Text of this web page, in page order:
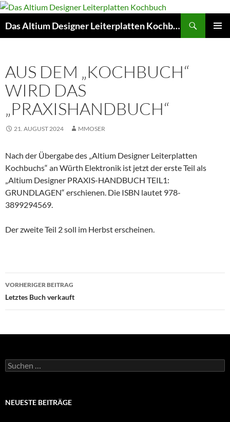
Zum
springen
Das Altium Designer Leiterplatten Kochbuch
AUS DEM „KOCHBUCH“
WIRD DAS
„PRAXISHANDBUCH“
21. AUGUST 2024 MMOSER
Nach der Übergabe des „Altium Designer Leiterplatten
Kochbuchs“ an Würth Elektronik ist jetzt der erste Teil als
„Altium Designer PRAXIS-HANDBUCH TEIL1:
GRUNDLAGEN“ erschienen. Die ISBN lautet 978-
3899294569.
Der zweite Teil 2 soll im Herbst erscheinen.
Beitragsnavigation
VORHERIGER BEITRAG
Letztes Buch verkauft
Suchen
nach:
NEUESTE BEITRÄGE